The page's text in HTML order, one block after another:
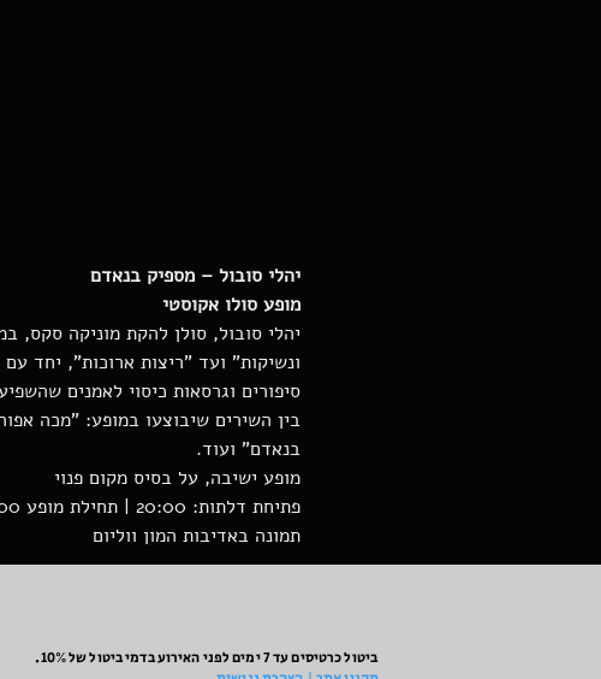
מופע סולו אקוסטי
יהלי סובול, סולן להקת מוניקה
ונשיקות" ועד "ריצות ארוכות", יחד
סיפורים וגרסאות כיסוי לאמנים
בין השירים שיבוצעו במופע: "מכה
בנאדם" ועוד.
פתיחת דלתות: 20:00 | תחילת מופע 21:00
תמונה באדיבות המון ווליום
ביטול כרטיסים עד 7 ימים לפני האירוע בדמי ביטול של 10%.